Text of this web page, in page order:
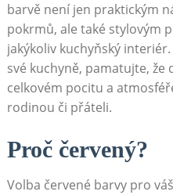
barvě není jen praktickým
⁣pokrmů,⁤ ale také​ stylovým
jakýkoliv kuchyňský
své kuchyně, pamatujte,
celkovém pocitu a
rodinou či přáteli.
Proč červený?
Volba červené barvy pro